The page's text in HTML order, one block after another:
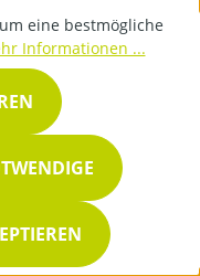
eine bestmögliche
Informationen ...